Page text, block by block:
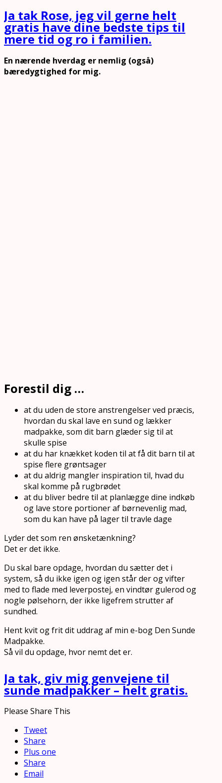
Ja tak Rose, jeg vil gerne helt
gratis have dine bedste tips til
mere tid og ro i familien.
En nærende hverdag er nemlig (også)
bæredygtighed for mig.
Forestil dig …
at du uden de store anstrengelser ved præcis,
hvordan du skal lave en sund og lækker
madpakke, som dit barn glæder sig til at
skulle spise
at du har knækket koden til at få dit barn til at
spise flere grøntsager
at du aldrig mangler inspiration til, hvad du
skal komme på rugbrødet
at du bliver bedre til at planlægge dine indkøb
og lave store portioner af børnevenlig mad,
som du kan have på lager til travle dage
Lyder det som ren ønsketænkning?
Det er det ikke.
Du skal bare opdage, hvordan du sætter det i
system, så du ikke igen og igen står der og vifter
med to flade med leverpostej, en vindtør gulerod og
nogle pølsehorn, der ikke ligefrem strutter af
sundhed.
Hent kvit og frit dit uddrag af min e-bog Den Sunde
Madpakke.
Så vil du opdage, hvor nemt det er.
Ja tak, giv mig genvejene til
sunde madpakker – helt gratis.
Please Share This
Tweet
Share
Plus one
Share
Email